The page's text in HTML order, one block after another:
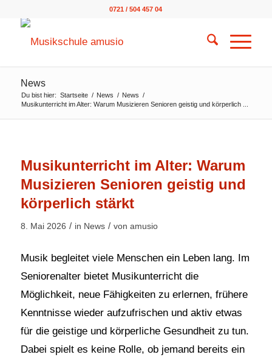
0721 / 504 457 04
News
Du bist hier: Startseite / News / News /
Musikunterricht im Alter: Warum Musizieren Senioren geistig und körperlich ...
Musikunterricht im Alter: Warum
Musizieren Senioren geistig und
körperlich stärkt
8. Mai 2026 / in News / von amusio
Musik begleitet viele Menschen ein Leben lang. Im
Seniorenalter bietet Musikunterricht die
Möglichkeit, neue Fähigkeiten zu erlernen, frühere
Kenntnisse wieder aufzufrischen und aktiv etwas
für die geistige und körperliche Gesundheit zu tun.
Dabei spielt es keine Rolle, ob jemand bereits ein